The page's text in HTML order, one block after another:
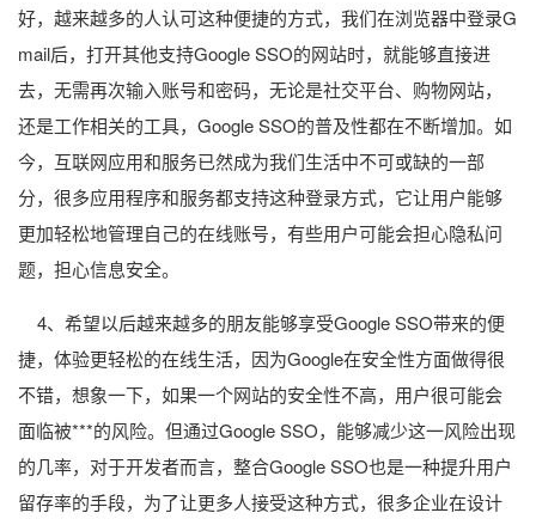
好，越来越多的人认可这种便捷的方式，我们在浏览器中登录G
mail后，打开其他支持Google SSO的网站时，就能够直接进
去，无需再次输入账号和密码，无论是社交平台、购物网站，
还是工作相关的工具，Google SSO的普及性都在不断增加。如
今，互联网应用和服务已然成为我们生活中不可或缺的一部
分，很多应用程序和服务都支持这种登录方式，它让用户能够
更加轻松地管理自己的在线账号，有些用户可能会担心隐私问
题，担心信息安全。
4、希望以后越来越多的朋友能够享受Google SSO带来的便
捷，体验更轻松的在线生活，因为Google在安全性方面做得很
不错，想象一下，如果一个网站的安全性不高，用户很可能会
面临被***的风险。但通过Google SSO，能够减少这一风险出现
的几率，对于开发者而言，整合Google SSO也是一种提升用户
留存率的手段，为了让更多人接受这种方式，很多企业在设计